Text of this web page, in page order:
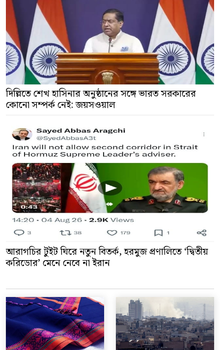
দিল্লিতে শেখ হাসিনার অনুষ্ঠানের সঙ্গে ভারত সরকারের
কোনো সম্পর্ক নেই: জয়সওয়াল
আরাগচির টুইট ঘিরে নতুন বিতর্ক, হরমুজ প্রণালিতে ‘দ্বিতীয়
করিডোর’ মেনে নেবে না ইরান